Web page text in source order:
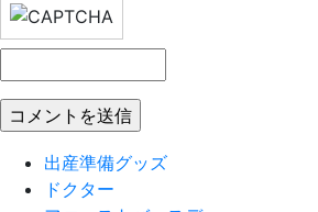
出産準備グッズ
ドクター